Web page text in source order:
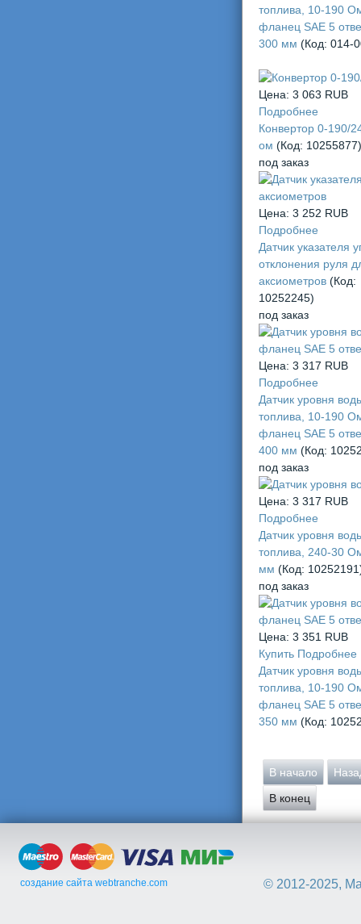
топлива, 10-190
фланец SAE 5
300 мм (Код: 014-
Цена: 3 063 RUB
Подробнее
Конвертор 0-190/
ом (Код: 10255877)
под заказ
Цена: 3 252 RUB
Подробнее
Датчик указателя
отклонения руля
аксиометров (Код:
10252245)
под заказ
Цена: 3 317 RUB
Подробнее
Датчик уровня
топлива, 10-190
фланец SAE 5
400 мм (Код:
под заказ
Цена: 3 317 RUB
Подробнее
Датчик уровня
топлива, 240-30
мм (Код: 10252191
под заказ
Цена: 3 351 RUB
Купить Подробнее
Датчик уровня
топлива, 10-190
фланец SAE 5
350 мм (Код:
В начало
В конец
© 2012-2025,
создание сайта webtranche.com